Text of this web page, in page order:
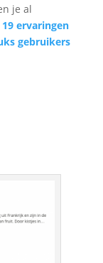
je al
ervaringen
gebruikers